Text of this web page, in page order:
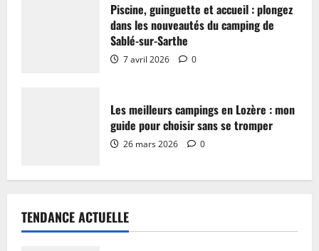
Piscine, guinguette et accueil : plongez
dans les nouveautés du camping de
Sablé-sur-Sarthe
7 avril 2026 0
Les meilleurs campings en Lozère : mon
guide pour choisir sans se tromper
26 mars 2026 0
TENDANCE ACTUELLE